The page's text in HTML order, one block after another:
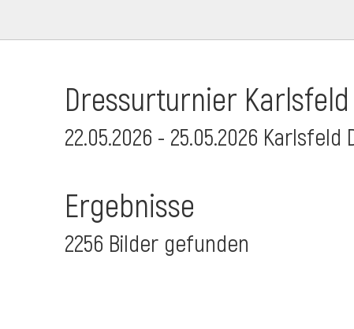
Dressurturnier Karlsfeld
22.05.2026 - 25.05.2026 Karlsfeld
Ergebnisse
2256 Bilder gefunden